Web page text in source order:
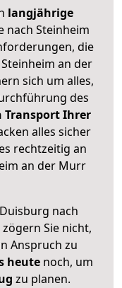
langjährige
nach Steinheim
die
an der
sich um alles,
des
Transport Ihrer
alles sicher
rechtzeitig an
an der Murr
nach
Sie nicht,
Anspruch zu
heutenoch, um
zu planen.